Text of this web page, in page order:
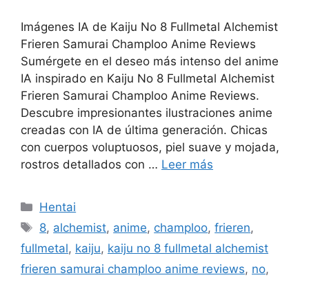
Imágenes IA de Kaiju No 8 Fullmetal Alchemist
Frieren Samurai Champloo Anime Reviews
Sumérgete en el deseo más intenso del anime
IA inspirado en Kaiju No 8 Fullmetal Alchemist
Frieren Samurai Champloo Anime Reviews.
Descubre impresionantes ilustraciones anime
creadas con IA de última generación. Chicas
con cuerpos voluptuosos, piel suave y mojada,
rostros detallados con … Leer más
Categorías
Hentai
Etiquetas
8, alchemist, anime, champloo,frieren,
fullmetal, kaiju, kaiju no 8 fullmetal alchemist
frieren samurai champloo anime reviews, no,